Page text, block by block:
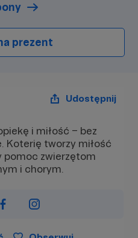
prezent
Udostępnij
i miłość – bez
Koterię tworzy miłość
pomoc zwierzętom
i chorym.